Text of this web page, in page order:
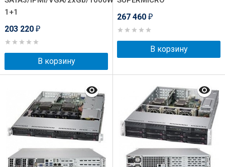
1+1
203 220 ₽
В корзину
267 460 ₽
В корзину